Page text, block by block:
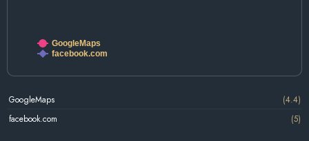
GoogleMaps
facebook.com
GoogleMaps
(4.4)
facebook.com
(5)